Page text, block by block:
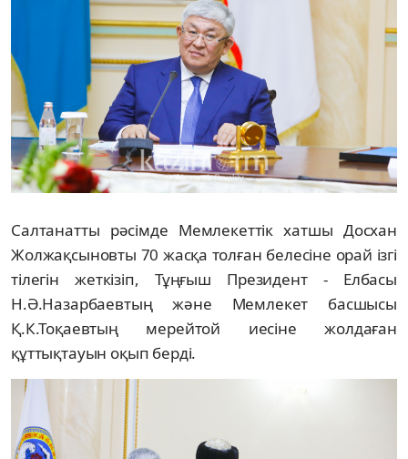
Салтанатты рәсімде Мемлекеттік хатшы Досхан
Жолжақсыновты 70 жасқа толған белесіне орай ізгі
тілегін жеткізіп, Тұңғыш Президент - Елбасы
Н.Ә.Назарбаевтың және Мемлекет басшысы
Қ.К.Тоқаевтың мерейтой иесіне жолдаған
құттықтауын оқып берді.